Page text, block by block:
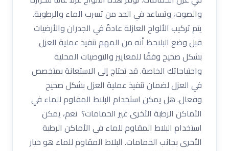
والصوت، وتساعد في الحد من تسرب الماء والرطوبة.
يتم تركيب الألواح العازلة عادةً في الجدران والأرضيات
قبل وضع البلاحظ أنه من المهم تنفيذ عملية العزل
بشكل صحيح وفقًا للمعايير والتوصيات المحلية
واحتياجاتك الخاصة. قد تحتاج إلى الاستعانة بمتخصص
في العزل لضمان تنفيذ عملية العزل بشكل صحيح
وفعال. هل يمكن استخدام البلاط المقاوم للماء في
الأماكن الرطبة الأخرى غير الحمامات؟ نعم، يمكن
استخدام البلاط المقاوم للماء في الأماكن الرطبة
الأخرى بجانب الحمامات. البلاط المقاوم للماء هو خيار